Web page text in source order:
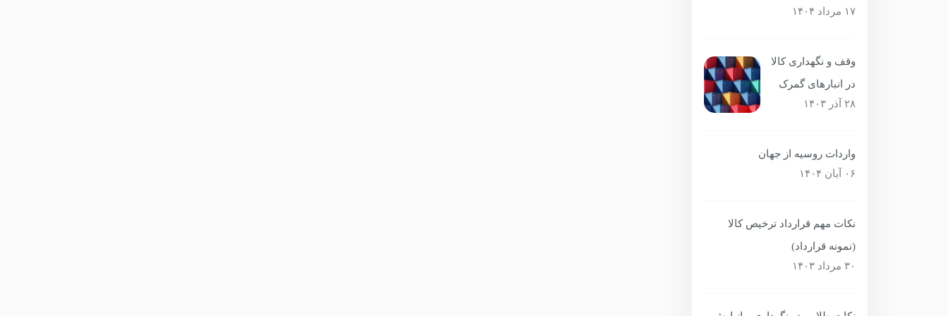
۱۷ مرداد ۱۴۰۴
وقف و نگهداری کالا
در انبارهای گمرک
۲۸ آذر ۱۴۰۳
واردات روسیه از جهان
۰۶ آبان ۱۴۰۴
نکات مهم قرارداد ترخیص کالا
(نمونه قرارداد)
۳۰ مرداد ۱۴۰۳